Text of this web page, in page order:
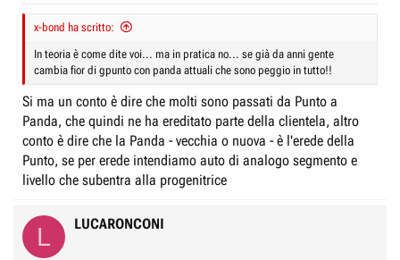
x-bond ha scritto:
In teoria è come dite voi... ma in pratica no... se già da anni gente
cambia fior di gpunto con panda attuali che sono peggio in tutto!!
Si ma un conto è dire che molti sono passati da Punto a
Panda, che quindi ne ha ereditato parte della clientela, altro
conto è dire che la Panda - vecchia o nuova - è l'erede della
Punto, se per erede intendiamo auto di analogo segmento e
livello che subentra alla progenitrice
L LUCARONCONI